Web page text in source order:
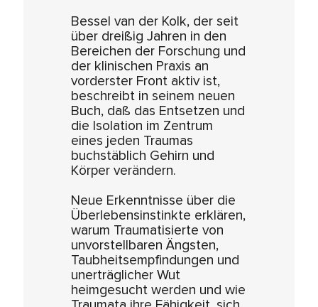
Bessel van der Kolk, der seit
über dreißig Jahren in den
Bereichen der Forschung und
der klinischen Praxis an
vorderster Front aktiv ist,
beschreibt in seinem neuen
Buch, daß das Entsetzen und
die Isolation im Zentrum
eines jeden Traumas
buchstäblich Gehirn und
Körper verändern.
Neue Erkenntnisse über die
Überlebensinstinkte erklären,
warum Traumatisierte von
unvorstellbaren Ängsten,
Taubheitsempfindungen und
unerträglicher Wut
heimgesucht werden und wie